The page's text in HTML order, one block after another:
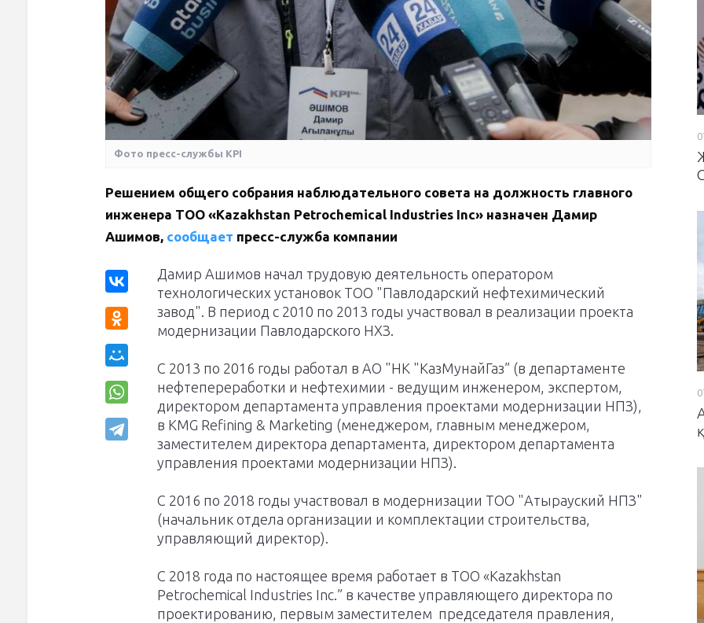
Фото пресс-службы KPI
Решением общего собрания наблюдательного совета на должность главного
инженера ТОО «Kazakhstan Petrochemical Industries Inc» назначен Дамир
Ашимов, сообщает пресс-служба компании
Дамир Ашимов начал трудовую деятельность оператором
технологических установок ТОО "Павлодарский нефтехимический
завод". В период с 2010 по 2013 годы участвовал в реализации проекта
модернизации Павлодарского НХЗ.
С 2013 по 2016 годы работал в АО "НК "КазМунайГаз” (в департаменте
нефтепереработки и нефтехимии - ведущим инженером, экспертом,
директором департамента управления проектами модернизации НПЗ),
в KMG Refining & Marketing (менеджером, главным менеджером,
заместителем директора департамента, директором департамента
управления проектами модернизации НПЗ).
С 2016 по 2018 годы участвовал в модернизации ТОО "Атырауский НПЗ"
(начальник отдела организации и комплектации строительства,
управляющий директор).
С 2018 года по настоящее время работает в ТОО «Kazakhstan
Petrochemical Industries Inc.” в качестве управляющего директора по
проектированию, первым заместителем председателя правления,